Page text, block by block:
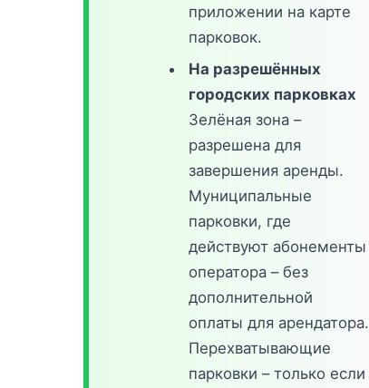
приложении на карте
парковок.
На разрешённых
городских парковках
Зелёная зона –
разрешена для
завершения аренды.
Муниципальные
парковки, где
действуют абонементы
оператора – без
дополнительной
оплаты для арендатора.
Перехватывающие
парковки – только если